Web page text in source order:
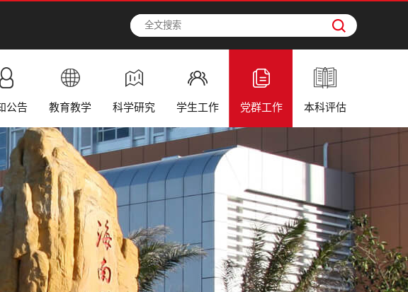
公告 教育教学 科学研究 学生工作 党群工作 本科评估